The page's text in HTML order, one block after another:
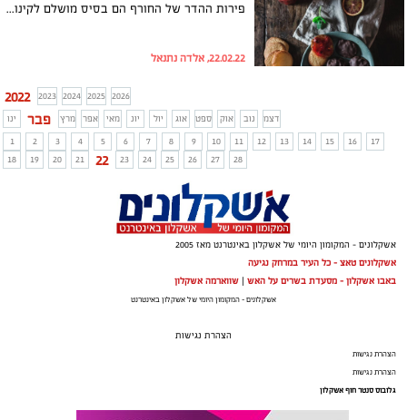
פירות ההדר של החורף הם בסיס מושלם לקינוחים רעננים, ביחוד התפוז אשר השידוך שלו עם שוקולד הפך לקאלט. מתכון קליל לעוגיות שוקולד תפוז שכיף לטבול בתה , המתכון באדיבות מחלקת התזונה של מותג מוצרי החשמל Teka
22.02.22, אלדה נתנאל
2022 2023 2024 2025 2026
ינו
פבר מרץ אפר מאי יונ יול אוג ספט אוק נוב
דצמ
1
2 3 4 5 6 7 8 9 10 11 12 13 14 15 16
17
18
19 20 21 22 23 24 25 26 27 28
אשקלונים - המקומון היומי של אשקלון באינטרנט מאז 2005
אשקלונים טאצ - כל העיר במרחק נגיעה
באבו אשקלון - מסעדת בשרים על האש | שווארמה אשקלון
אשקלונים - המקומון היומי של אשקלון באינטרנט
הצהרת נגישות
הצהרת נגישות
הצהרת נגישות
גלובוס סנטר חוף אשקלון